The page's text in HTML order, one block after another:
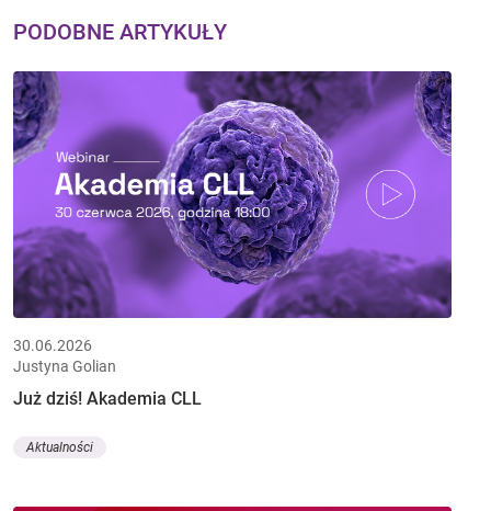
PODOBNE ARTYKUŁY
30.06.2026
Justyna Golian
Już dziś! Akademia CLL
Aktualności